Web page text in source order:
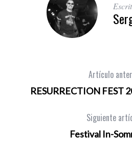
Artículo
RESURRECTION FEST
Siguiente
Festival In-